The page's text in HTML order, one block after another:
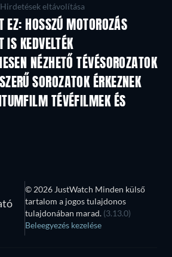
Hirdetések eltávolítása
EZ: HOSSZÚ MOTOROZÁS
IS KEDVELTÉK
NÉZHETŐ TÉVÉSOROZATOK
TV
SOROZATOK ÉRKEZNEK
TV
TÉVÉFILMEK ÉS
© 2026 JustWatch Minden külső
tartalom a jogos tulajdonos
tulajdonában marad. (3.13.0)
Beleegyezés kezelése